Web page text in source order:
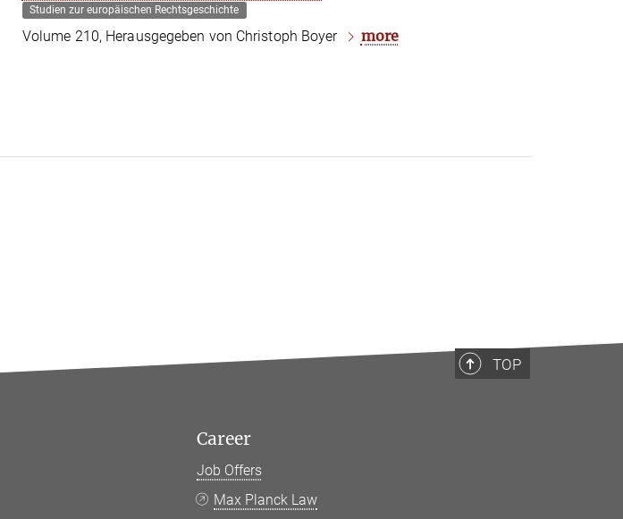
Studien zur europäischen Rechtsgeschichte
Volume 210, Herausgegeben von Christoph Boyer more
TOP
Career
Job Offers
Max Planck Law